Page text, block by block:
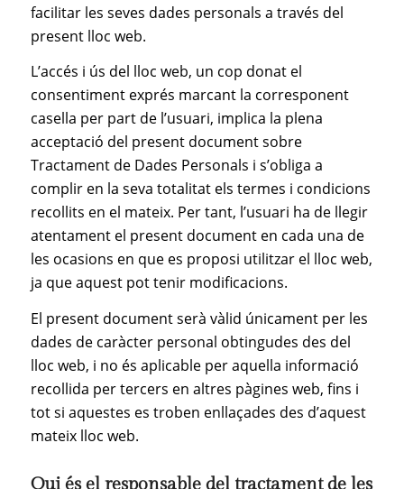
facilitar les seves dades personals a través del
present lloc web.
L’accés i ús del lloc web, un cop donat el
consentiment exprés marcant la corresponent
casella per part de l’usuari, implica la plena
acceptació del present document sobre
Tractament de Dades Personals i s’obliga a
complir en la seva totalitat els termes i condicions
recollits en el mateix. Per tant, l’usuari ha de llegir
atentament el present document en cada una de
les ocasions en que es proposi utilitzar el lloc web,
ja que aquest pot tenir modificacions.
El present document serà vàlid únicament per les
dades de caràcter personal obtingudes des del
lloc web, i no és aplicable per aquella informació
recollida per tercers en altres pàgines web, fins i
tot si aquestes es troben enllaçades des d’aquest
mateix lloc web.
Qui és el responsable del tractament de les